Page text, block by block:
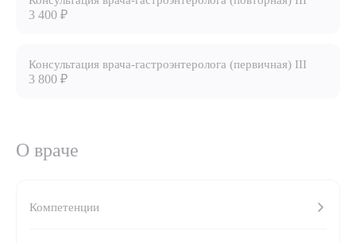
ЗАКАЗАТЬ ЗВОНОК
3 400 ₽
Консультация врача-гастроэнтеролога (первичная) III
3 800 ₽
О враче
Компетенции